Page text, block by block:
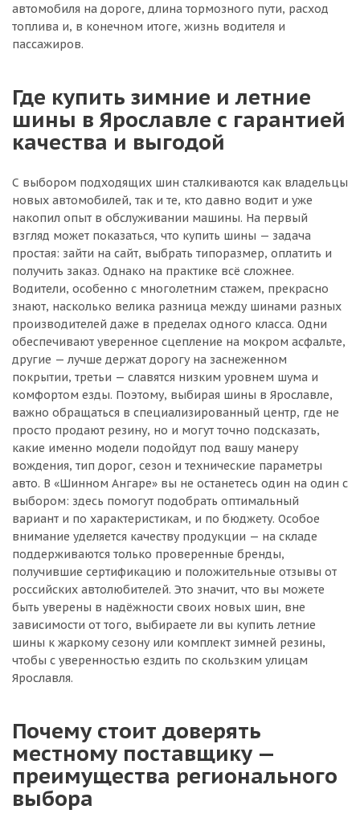
автомобиля на дороге, длина тормозного пути, расход
топлива и, в конечном итоге, жизнь водителя и
пассажиров.
Где купить зимние и летние
шины в Ярославле с гарантией
качества и выгодой
С выбором подходящих шин сталкиваются как владельцы
новых автомобилей, так и те, кто давно водит и уже
накопил опыт в обслуживании машины. На первый
взгляд может показаться, что купить шины — задача
простая: зайти на сайт, выбрать типоразмер, оплатить и
получить заказ. Однако на практике всё сложнее.
Водители, особенно с многолетним стажем, прекрасно
знают, насколько велика разница между шинами разных
производителей даже в пределах одного класса. Одни
обеспечивают уверенное сцепление на мокром асфальте,
другие — лучше держат дорогу на заснеженном
покрытии, третьи — славятся низким уровнем шума и
комфортом езды. Поэтому, выбирая шины в Ярославле,
важно обращаться в специализированный центр, где не
просто продают резину, но и могут точно подсказать,
какие именно модели подойдут под вашу манеру
вождения, тип дорог, сезон и технические параметры
авто. В «Шинном Ангаре» вы не останетесь один на один с
выбором: здесь помогут подобрать оптимальный
вариант и по характеристикам, и по бюджету. Особое
внимание уделяется качеству продукции — на складе
поддерживаются только проверенные бренды,
получившие сертификацию и положительные отзывы от
российских автолюбителей. Это значит, что вы можете
быть уверены в надёжности своих новых шин, вне
зависимости от того, выбираете ли вы купить летние
шины к жаркому сезону или комплект зимней резины,
чтобы с уверенностью ездить по скользким улицам
Ярославля.
Почему стоит доверять
местному поставщику —
преимущества регионального
выбора